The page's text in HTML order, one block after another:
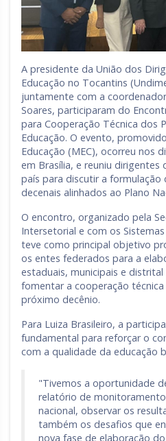
A presidente da União dos
Educação no Tocantins
juntamente com a
Soares, participaram do
para Cooperação Técnica dos
Educação. O evento,
Educação (MEC), ocorreu nos
em Brasília, e reuniu
país para discutir a formulação
decenais alinhados ao Plano
O encontro, organizado pela
Intersetorial e com os
teve como principal objetivo
os entes federados para a
estaduais, municipais e
fomentar a cooperação técnica
próximo decênio.
Para Luiza Brasileiro, a
fundamental para reforçar o
com a qualidade da educação
"Tivemos a oportunidade
relatório de monitoramento
nacional, observar os
também os desafios que
nova fase de elaboração